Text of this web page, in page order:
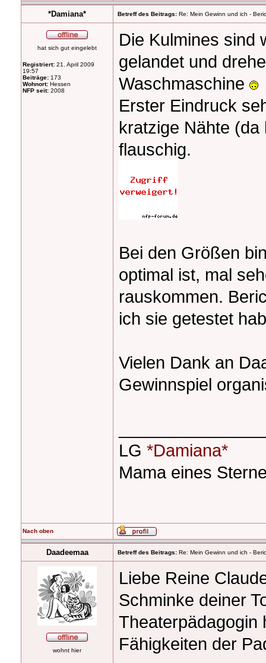
*Damiana* Betreff des Beitrags: Re: Mein Gewinn und ich -
hat sich gut eingelebt
Registriert: 21. April 2009
19:57
Beiträge: 173
Wohnort: Hessen
NFP seit: 2008
Die Kulmines sind
gelandet und
Waschmaschine
Erster Eindruck
kratzige Nähte
flauschig.
Bei den Größen
optimal ist, mal
rauskommen.
ich sie getestet
Vielen Dank an
Gewinnspiel
LG *Damiana*
Mama eines
Nach oben
Daadeemaa Betreff des Beitrags: Re: Mein Gewinn und ich -
wohnt hier
Liebe Reine
Schminke deiner
Theaterpädagogin
Fähigkeiten der